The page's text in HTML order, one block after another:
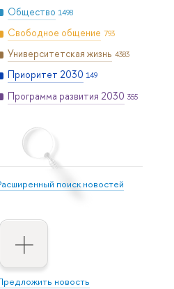
Общество 1498
Свободное общение 793
Университетская жизнь 4383
Приоритет 2030 149
Программа развития 2030 355
поиск новостей
новость